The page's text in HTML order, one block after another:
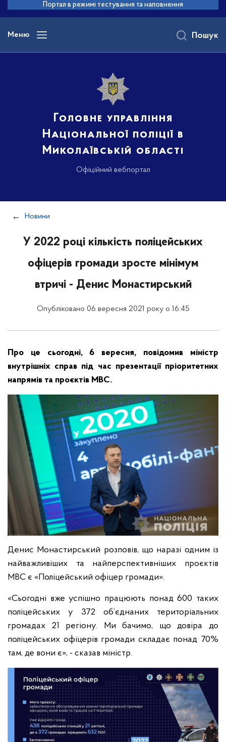
основного
вмісту
Портал в режимі тестування та наповнення
Меню
Головне управління
Національної поліції в
Миколаївській області
Офіційний вебпортал
Пошук
Новини
У 2022 році кількість поліцейських
офіцерів громади зросте мінімум
втричі - Денис Монастирський
Опубліковано 06 вересня 2021 року о 16:45
Про це сьогодні, 6 вересня, повідомив міністр
внутрішніх справ під час презентації пріоритетних
напрямів та проєктів МВС.
Денис Монастирський розповів, що наразі одним із
найважливіших та найперспективніших проєктів
МВС є «Поліцейський офіцер громади».
«Сьогодні вже успішно працюють понад 600 таких
поліцейських у 372 об’єднаних територіальних
громадах 21 регіону. Ми бачимо, що довіра до
поліцейських офіцерів громади складає понад 70%
там, де вони є», - сказав міністр.